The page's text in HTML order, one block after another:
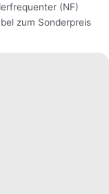
(NF)
zum Sonderpreis